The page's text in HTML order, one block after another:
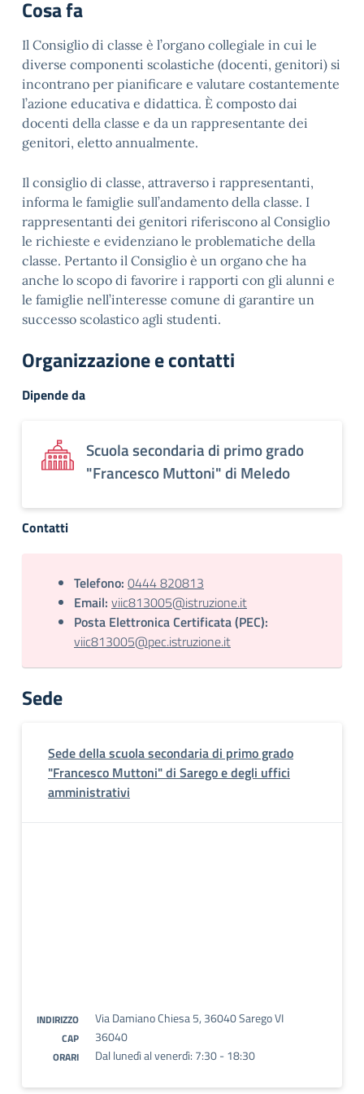
Cosa fa
Il Consiglio di classe è l’organo collegiale in cui le
diverse componenti scolastiche (docenti, genitori) si
incontrano per pianificare e valutare costantemente
l’azione educativa e didattica. È composto dai
docenti della classe e da un rappresentante dei
genitori, eletto annualmente.
Il consiglio di classe, attraverso i rappresentanti,
informa le famiglie sull’andamento della classe. I
rappresentanti dei genitori riferiscono al Consiglio
le richieste e evidenziano le problematiche della
classe. Pertanto il Consiglio è un organo che ha
anche lo scopo di favorire i rapporti con gli alunni e
le famiglie nell’interesse comune di garantire un
successo scolastico agli studenti.
Organizzazione e contatti
Dipende da
Scuola secondaria di primo grado
"Francesco Muttoni" di Meledo
Contatti
Telefono: 0444 820813
Email: viic813005@istruzione.it
Posta Elettronica Certificata (PEC):
viic813005@pec.istruzione.it
Sede
Sede della scuola secondaria di primo grado
"Francesco Muttoni" di Sarego e degli uffici
amministrativi
INDIRIZZO Via Damiano Chiesa 5, 36040 Sarego VI
CAP 36040
ORARI Dal lunedì al venerdì: 7:30 - 18:30